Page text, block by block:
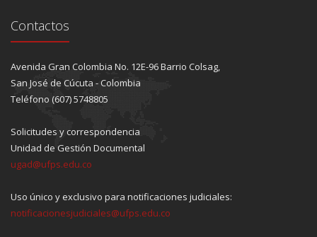
Contactos
Avenida Gran Colombia No. 12E-96 Barrio Colsag,
San José de Cúcuta - Colombia
Teléfono (607) 5748805
Solicitudes y correspondencia
Unidad de Gestión Documental
ugad@ufps.edu.co
Uso único y exclusivo para notificaciones judiciales:
notificacionesjudiciales@ufps.edu.co